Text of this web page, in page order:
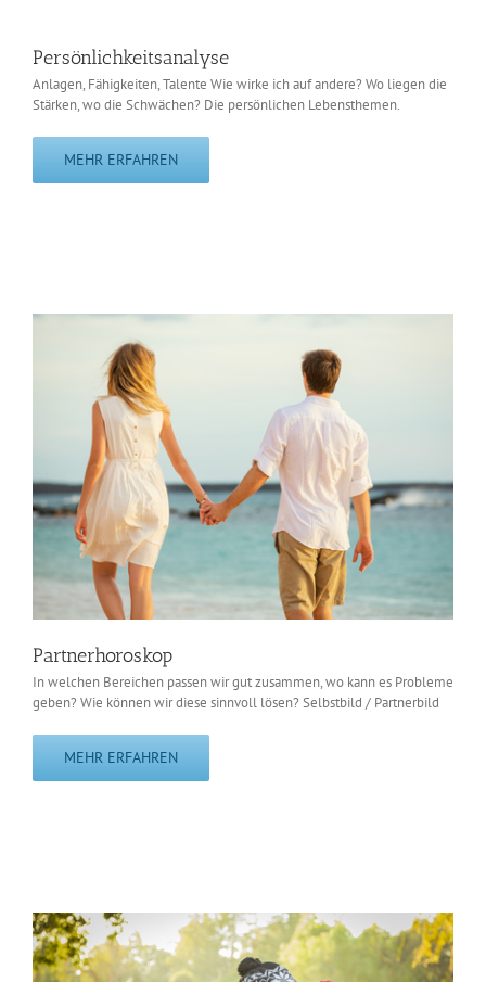
Persönlichkeitsanalyse
Anlagen, Fähigkeiten, Talente Wie wirke ich auf andere? Wo liegen die
Stärken, wo die Schwächen? Die persönlichen Lebensthemen.
MEHR ERFAHREN
Partnerhoroskop
In welchen Bereichen passen wir gut zusammen, wo kann es Probleme
geben? Wie können wir diese sinnvoll lösen? Selbstbild / Partnerbild
MEHR ERFAHREN